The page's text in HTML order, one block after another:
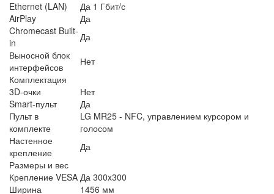
Ethernet (LAN)
Да 1 Гбит/с
AirPlay
Да
Chromecast Built-
in
Да
Выносной блок
интерфейсов
Нет
Комплектация
3D-очки
Нет
Smart-пульт
Да
Пульт в
комплекте
LG MR25 - NFC, управлением курсором и
голосом
Настенное
крепление
Да
Размеры и вес
Крепление VESA Да 300x300
Ширина
1456 мм